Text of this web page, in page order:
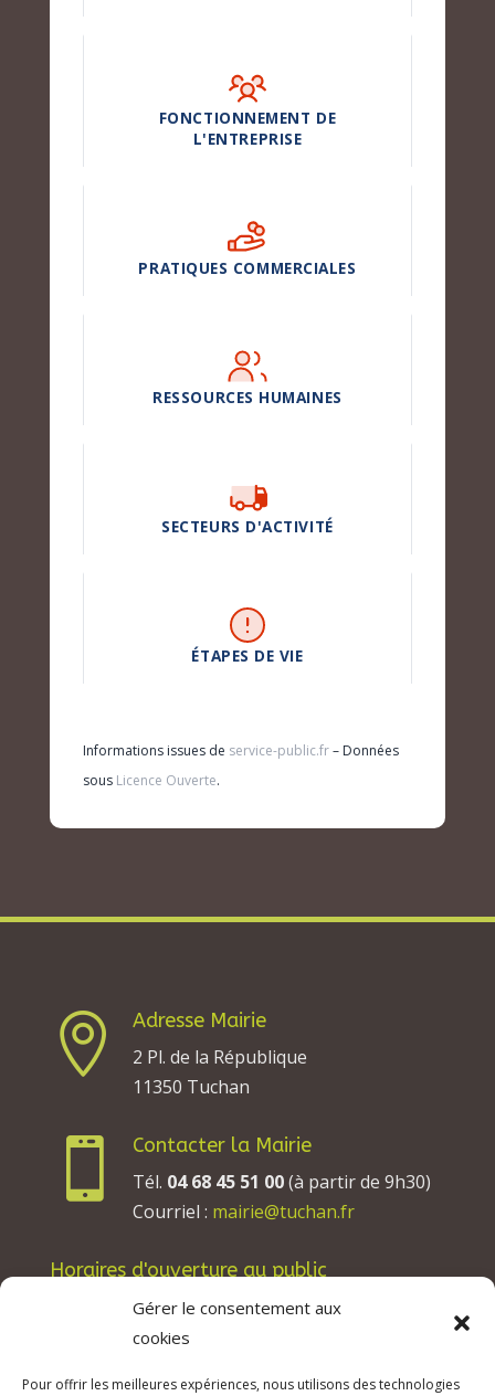
Gérer le consentement aux
cookies
Pour offrir les meilleures expériences, nous utilisons des technologies
FONCTIONNEMENT DE
L'ENTREPRISE
PRATIQUES COMMERCIALES
RESSOURCES HUMAINES
SECTEURS D'ACTIVITÉ
ÉTAPES DE VIE
Informations issues de service-public.fr– Données
sous Licence Ouverte.

Adresse Mairie
2 Pl. de la République
11350 Tuchan

Contacter la Mairie
Tél. 04 68 45 51 00(à partir de 9h30)
Courriel : mairie@tuchan.fr
Horaires d'ouverture au public
Les lundis, mardis et jeudis : de 8h à 12h et de
13h30 à 17h30.